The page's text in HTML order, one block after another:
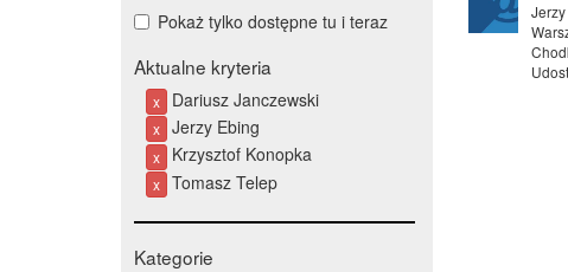
Pokaż tylko dostępne tu i teraz
Aktualne kryteria
x Dariusz Janczewski
x Jerzy Ebing
x Krzysztof Konopka
x Tomasz Telep
Kategorie